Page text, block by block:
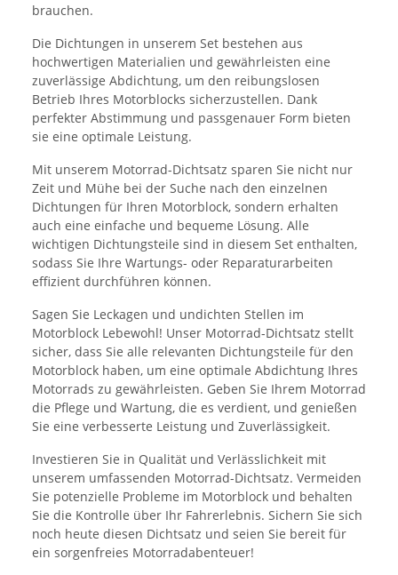
brauchen.
Die Dichtungen in unserem Set bestehen aus
hochwertigen Materialien und gewährleisten eine
zuverlässige Abdichtung, um den reibungslosen
Betrieb Ihres Motorblocks sicherzustellen. Dank
perfekter Abstimmung und passgenauer Form bieten
sie eine optimale Leistung.
Mit unserem Motorrad-Dichtsatz sparen Sie nicht nur
Zeit und Mühe bei der Suche nach den einzelnen
Dichtungen für Ihren Motorblock, sondern erhalten
auch eine einfache und bequeme Lösung. Alle
wichtigen Dichtungsteile sind in diesem Set enthalten,
sodass Sie Ihre Wartungs- oder Reparaturarbeiten
effizient durchführen können.
Sagen Sie Leckagen und undichten Stellen im
Motorblock Lebewohl! Unser Motorrad-Dichtsatz stellt
sicher, dass Sie alle relevanten Dichtungsteile für den
Motorblock haben, um eine optimale Abdichtung Ihres
Motorrads zu gewährleisten. Geben Sie Ihrem Motorrad
die Pflege und Wartung, die es verdient, und genießen
Sie eine verbesserte Leistung und Zuverlässigkeit.
Investieren Sie in Qualität und Verlässlichkeit mit
unserem umfassenden Motorrad-Dichtsatz. Vermeiden
Sie potenzielle Probleme im Motorblock und behalten
Sie die Kontrolle über Ihr Fahrerlebnis. Sichern Sie sich
noch heute diesen Dichtsatz und seien Sie bereit für
ein sorgenfreies Motorradabenteuer!